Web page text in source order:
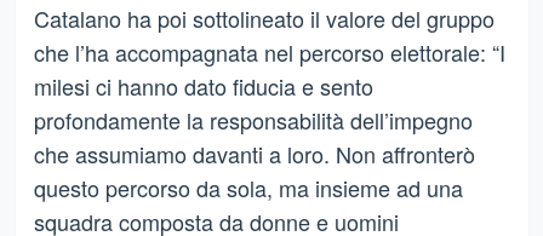
Catalano ha poi sottolineato il valore del gruppo
che l’ha accompagnata nel percorso elettorale: “I
milesi ci hanno dato fiducia e sento
profondamente la responsabilità dell’impegno
che assumiamo davanti a loro. Non affronterò
questo percorso da sola, ma insieme ad una
squadra composta da donne e uomini